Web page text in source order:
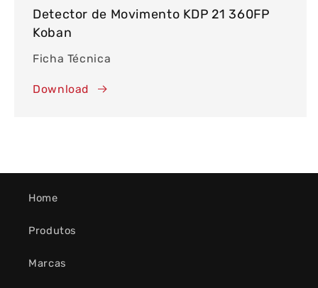
Detector de Movimento KDP 21 360FP
Koban
Ficha Técnica
Download
Home
Produtos
Marcas